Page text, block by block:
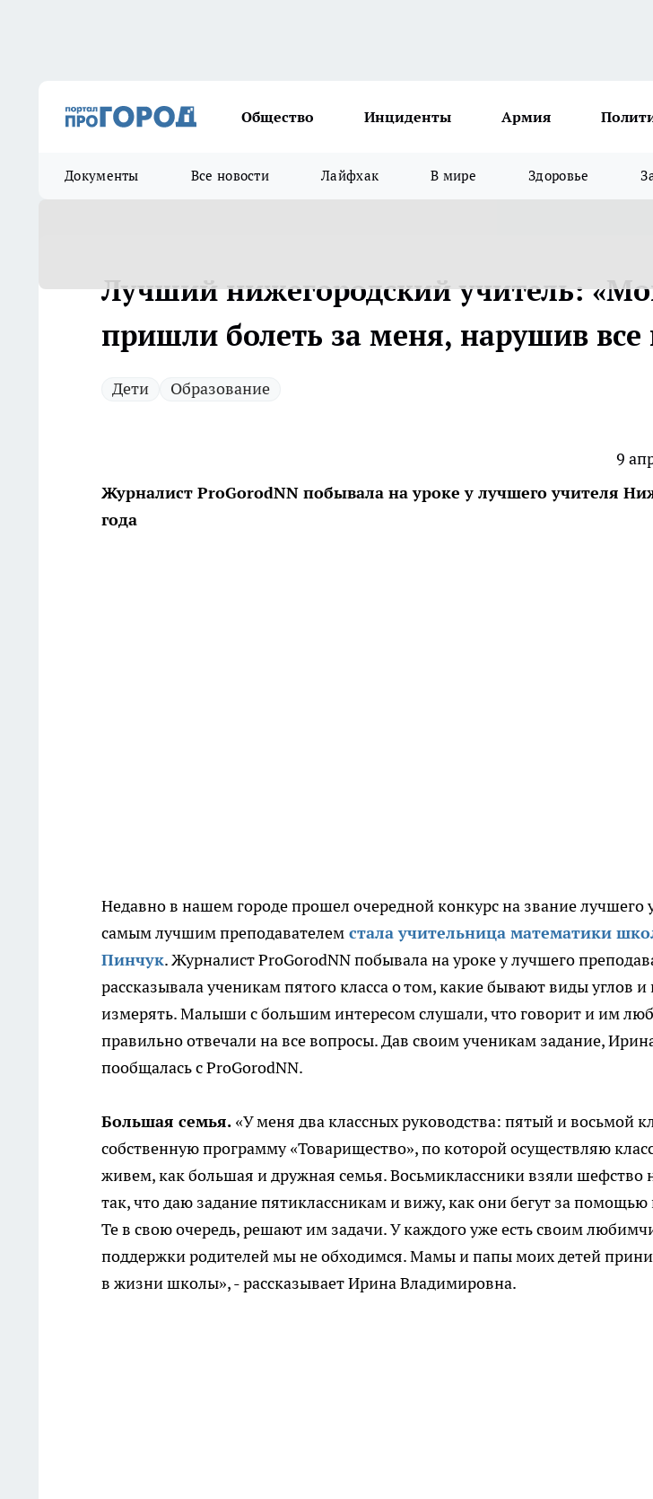
Общество Инциденты Армия
Документы Все новости Лайфхак В мире Здоровье
Лучший нижегородский учитель:
пришли болеть за меня, нарушив все
Дети Образование
9
Журналист ProGorodNN побывала на уроке у лучшего учителя
года
Недавно в нашем городе прошел очередной конкурс на звание лучшего
самым лучшим преподавателем стала учительница математики
Пинчук. Журналист ProGorodNN побывала на уроке у лучшего
рассказывала ученикам пятого класса о том, какие бывают виды углов
измерять. Малыши с большим интересом слушали, что говорит и им
правильно отвечали на все вопросы. Дав своим ученикам задание,
пообщалась с ProGorodNN.
Большая семья. «У меня два классных руководства: пятый и восьмой
собственную программу «Товарищество», по которой осуществляю
живем, как большая и дружная семья. Восьмиклассники взяли
так, что даю задание пятиклассникам и вижу, как они бегут за
Те в свою очередь, решают им задачи. У каждого уже есть своим
поддержки родителей мы не обходимся. Мамы и папы моих детей
в жизни школы», - рассказывает Ирина Владимировна.